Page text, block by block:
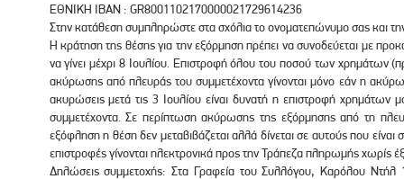
ΕΘΝΙΚΗ IBAN : GR8001102170000021729614236
Στην κατάθεση συμπληρώστε στα σχόλια το ονοματεπώνυμο σας και
Η κράτηση της θέσης για την εξόρμηση πρέπει να συνοδεύεται με
να γίνει μέχρι 8 Ιουλίου. Επιστροφή όλου του ποσού των χρημάτων
ακύρωσης από πλευράς του συμμετέχοντα γίνονται μόνο εάν η
ακυρώσεις μετά τις 3 Ιουλίου είναι δυνατή η επιστροφή χρημάτων
συμμετέχοντα. Σε περίπτωση ακύρωσης της εξόρμησης από τη
εξόφληση η θέση δεν μεταβιβάζεται αλλά δίνεται σε αυτούς που είναι
επιστροφές γίνονται ηλεκτρονικά προς την Τράπεζα πληρωμής χωρίς
Δηλώσεις συμμετοχής: Στα Γραφεία του Συλλόγου, Καρόλου